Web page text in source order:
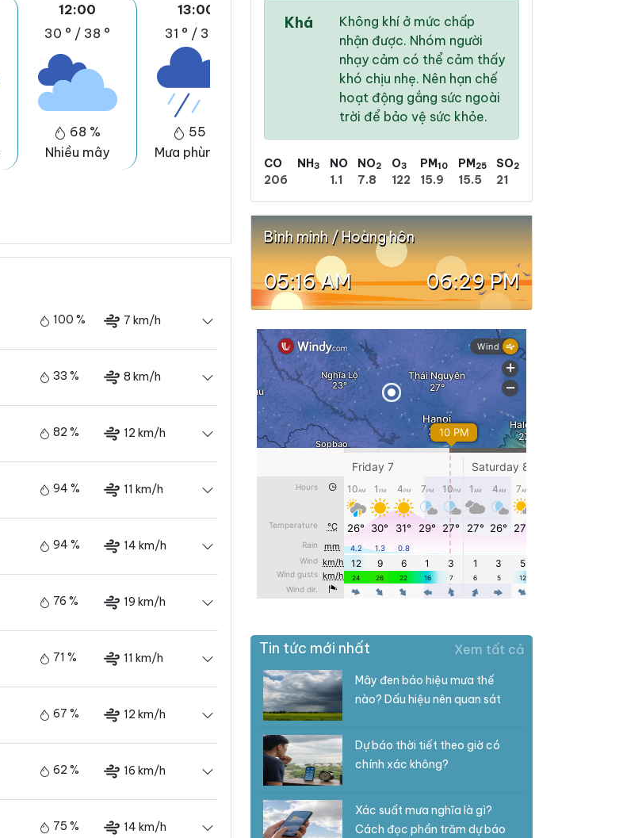
12:00
30 ° / 38 °
68 %
Nhiều mây
13:00
31 ° / 39 °
55 %
Mưa phùn nhẹ
31 °/
32 ° /
100 % 7 km/h
33 % 8 km/h
82 % 12 km/h
94 % 11 km/h
94 % 14 km/h
76 % 19 km/h
71 % 11 km/h
67 % 12 km/h
62 % 16 km/h
75 % 14 km/h
Khá
Không khí ở mức chấp
nhận được. Nhóm người
nhạy cảm có thể cảm thấy
khó chịu nhẹ. Nên hạn chế
hoạt động gắng sức ngoài
trời để bảo vệ sức khỏe.
CO
206
NH3
NO
1.1
NO2
7.8
O3
122
PM10
15.9
PM25
15.5
SO2
21
Bình minh / Hoàng hôn
05:16 AM 06:29 PM
Tin tức mới nhất Xem tất cả
Mây đen báo hiệu mưa thế
nào? Dấu hiệu nên quan sát
Dự báo thời tiết theo giờ có
chính xác không?
Xác suất mưa nghĩa là gì?
Cách đọc phần trăm dự báo